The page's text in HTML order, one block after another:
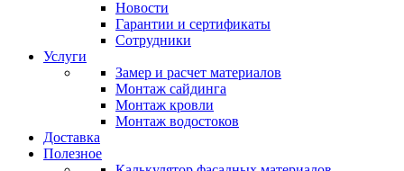
Новости
Гарантии и сертификаты
Сотрудники
Услуги
Замер и расчет материалов
Монтаж сайдинга
Монтаж кровли
Монтаж водостоков
Доставка
Полезное